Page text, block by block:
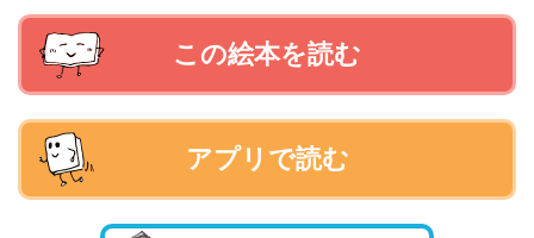
この絵本を読む
アプリで読む